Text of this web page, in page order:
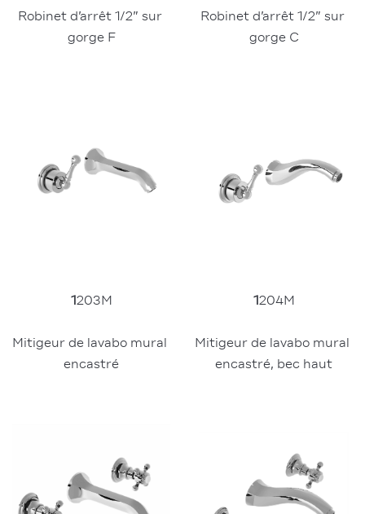
Robinet d’arrêt 1/2” sur
gorge F
Robinet d’arrêt 1/2” sur
gorge C
1203M
Mitigeur de lavabo mural
encastré
1204M
Mitigeur de lavabo mural
encastré, bec haut